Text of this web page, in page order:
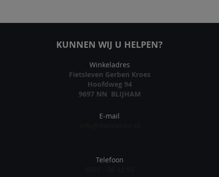
KUNNEN WIJ U HELPEN?
Winkeladres
Fietsleven Gerben Kroes
Hoofdweg 94
9697 NN BLIJHAM
E-mail
Telefoon